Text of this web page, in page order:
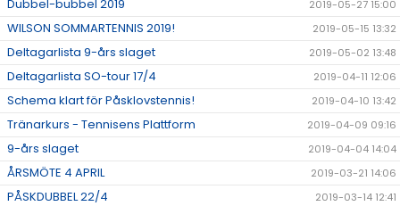
Dubbel-bubbel 2019 2019-05-27 15:00
WILSON SOMMARTENNIS 2019! 2019-05-15 13:32
Deltagarlista 9-års slaget 2019-05-02 13:48
Deltagarlista SO-tour 17/4 2019-04-11 12:06
Schema klart för Påsklovstennis! 2019-04-10 13:42
Tränarkurs - Tennisens Plattform 2019-04-09 09:16
9-års slaget 2019-04-04 14:04
ÅRSMÖTE 4 APRIL 2019-03-21 14:06
PÅSKDUBBEL 22/4 2019-03-14 12:41